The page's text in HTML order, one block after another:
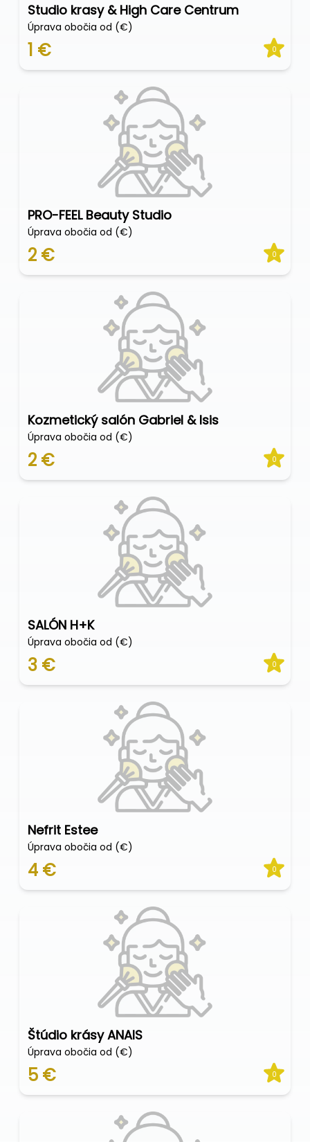
Studio krasy & High Care Centrum
Úprava obočia od (€)
1 € 0
PRO-FEEL Beauty Studio
Úprava obočia od (€)
2 € 0
Kozmetický salón Gabriel & Isis
Úprava obočia od (€)
2 € 0
SALÓN H+K
Úprava obočia od (€)
3 € 0
Nefrit Estee
Úprava obočia od (€)
4 € 0
Štúdio krásy ANAIS
Úprava obočia od (€)
5 € 0